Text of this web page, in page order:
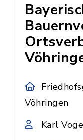
Vöhringen
Karl